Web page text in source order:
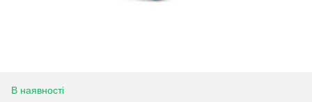
В наявності